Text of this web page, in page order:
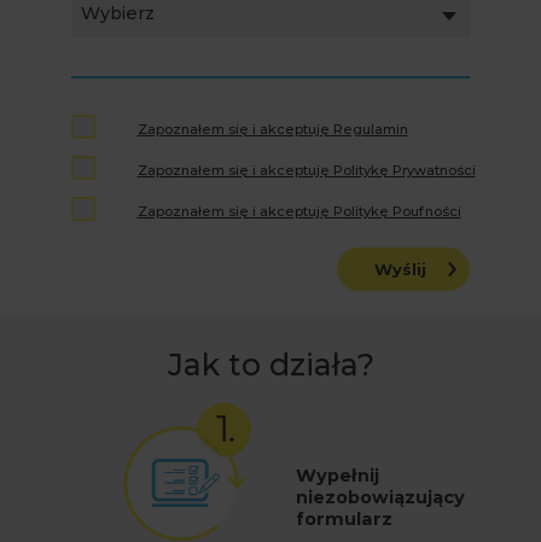
Wybierz
Zapoznałem się i akceptuję Regulamin
Zapoznałem się i akceptuję Politykę Prywatności
Zapoznałem się i akceptuję Politykę Poufności
Wyślij
Jak to działa?
Wypełnij
niezobowiązujący
formularz